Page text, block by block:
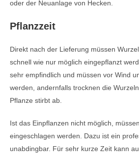
oder der Neuanlage von Hecken.
Pflanzzeit
Direkt nach der Lieferung müssen
schnell wie nur möglich eingepflanzt
sehr empfindlich und müssen vor Wind
werden, andernfalls trocknen die
Pflanze stirbt ab.
Ist das Einpflanzen nicht möglich,
eingeschlagen werden. Dazu ist ein
unabdingbar. Für sehr kurze Zeit kann